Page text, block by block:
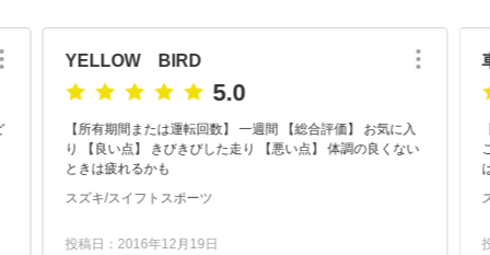
YELLOW BIRD
5.0
【所有期間または運転回数】 一週間 【総合評価】 お気に入
り 【良い点】 きびきびした走り 【悪い点】 体調の良くない
ときは疲れるかも
スズキ/スイフトスポーツ
投稿日：2016年12月19日